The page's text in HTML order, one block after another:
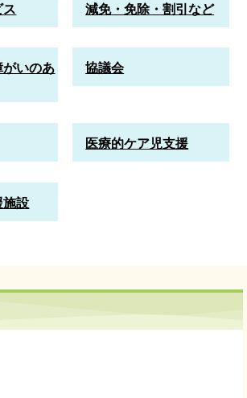
ス 減免・免除・割引など
いのあ
協議会
医療的ケア児支援
施設